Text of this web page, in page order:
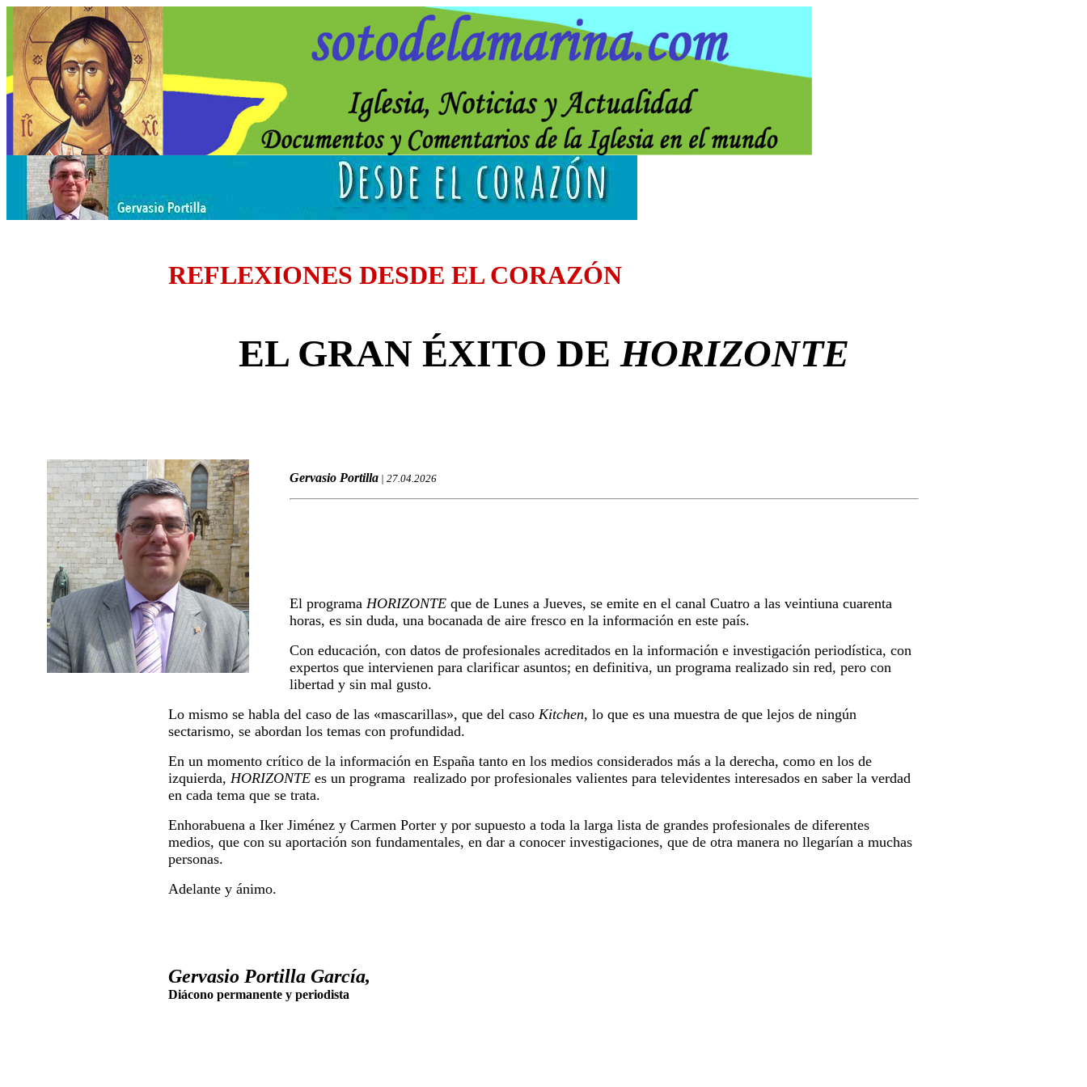
REFLEXIONES DESDE EL CORAZÓN
EL GRAN ÉXITO DE HORIZONTE
Gervasio Portilla | 27.04.2026
El programa HORIZONTE que de Lunes a Jueves, se emite en el canal Cuatro a las veintiuna cuarenta
horas, es sin duda, una bocanada de aire fresco en la información en este país.
Con educación, con datos de profesionales acreditados en la información e investigación periodística, con
expertos que intervienen para clarificar asuntos; en definitiva, un programa realizado sin red, pero con
libertad y sin mal gusto.
Lo mismo se habla del caso de las «mascarillas», que del caso Kitchen, lo que es una muestra de que lejos de ningún
sectarismo, se abordan los temas con profundidad.
En un momento crítico de la información en España tanto en los medios considerados más a la derecha, como en los de
izquierda, HORIZONTE es un programa realizado por profesionales valientes para televidentes interesados en saber la verdad
en cada tema que se trata.
Enhorabuena a Iker Jiménez y Carmen Porter y por supuesto a toda la larga lista de grandes profesionales de diferentes
medios, que con su aportación son fundamentales, en dar a conocer investigaciones, que de otra manera no llegarían a muchas
personas.
Adelante y ánimo.
Gervasio Portilla García,
Diácono permanente y periodista